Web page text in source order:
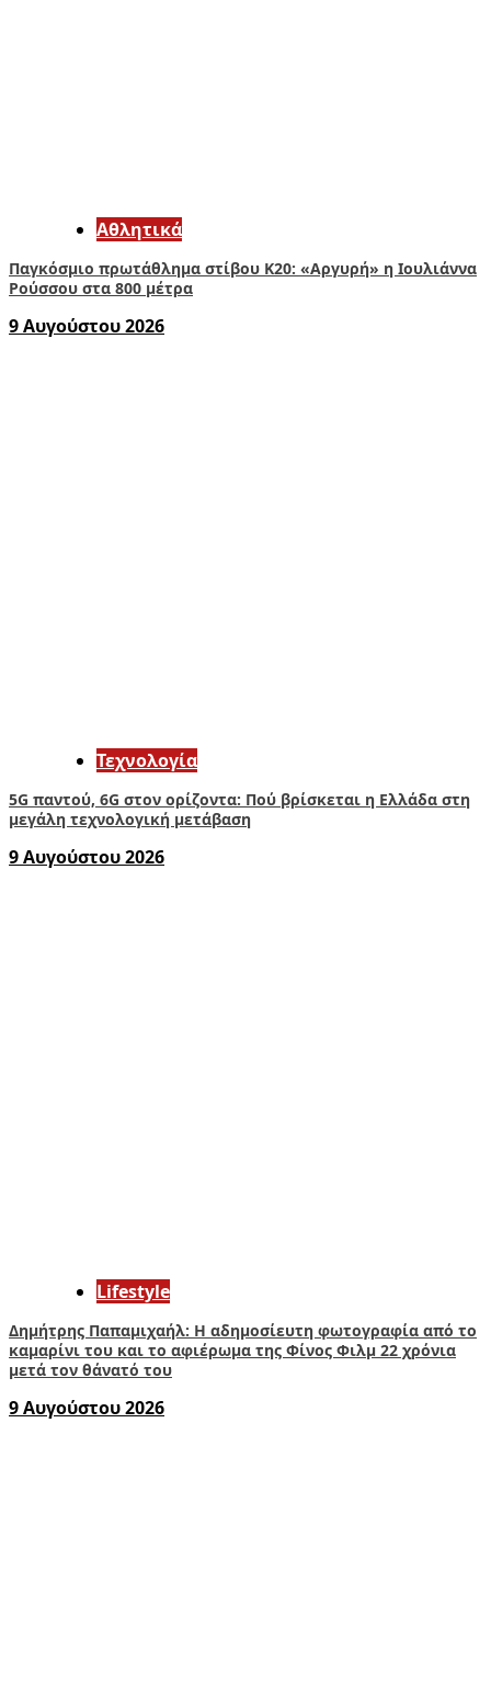
Αθλητικά
Παγκόσμιο πρωτάθλημα στίβου Κ20: «Αργυρή» η Ιουλιάννα
Ρούσσου στα 800 μέτρα
9 Αυγούστου 2026
Τεχνολογία
5G παντού, 6G στον ορίζοντα: Πού βρίσκεται η Ελλάδα στη
μεγάλη τεχνολογική μετάβαση
9 Αυγούστου 2026
Lifestyle
Δημήτρης Παπαμιχαήλ: Η αδημοσίευτη φωτογραφία από το
καμαρίνι του και το αφιέρωμα της Φίνος Φιλμ 22 χρόνια
μετά τον θάνατό του
9 Αυγούστου 2026